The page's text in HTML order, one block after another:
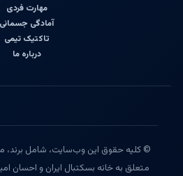
مهارت فردی
آمادگی جسمانی
تاکتیک تیمی
درباره ما
© کلیه حقوق این وب‌سایت، شامل برند،
متعلق به خانه بسکتبال ایران و احسان